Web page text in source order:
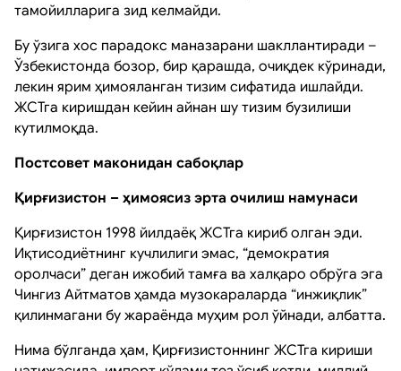
тамойилларига зид келмайди.
Бу ўзига хос парадокс маназарани шакллантиради –
Ўзбекистонда бозор, бир қарашда, очиқдек кўринади,
лекин ярим ҳимояланган тизим сифатида ишлайди.
ЖСТга киришдан кейин айнан шу тизим бузилиши
кутилмоқда.
Постсовет маконидан сабоқлар
Қирғизистон – ҳимоясиз эрта очилиш намунаси
Қирғизистон 1998 йилдаёқ ЖСТга кириб олган эди.
Иқтисодиётнинг кучлилиги эмас, “демократия
оролчаси” деган ижобий тамға ва халқаро обрўга эга
Чингиз Айтматов ҳамда музокараларда “инжиқлик”
қилинмагани бу жараёнда муҳим рол ўйнади, албатта.
Нима бўлганда ҳам, Қирғизистоннинг ЖСТга кириши